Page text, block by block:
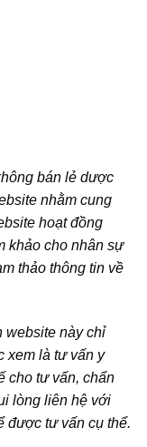
bán lẻ dược
nhằm cung
hoạt đồng
khảo cho nhân sự
thảo thông tin về
website này chỉ
xem là tư vấn y
cho tư vấn, chẩn
lòng liên hệ với
được tư vấn cụ thể.